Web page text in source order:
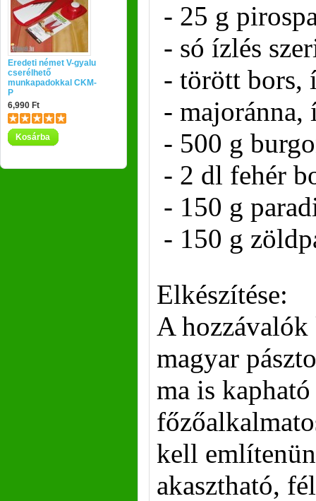
Eredeti német V-gyalu
cserélhető
munkapadokkal CKM-
P
6,990 Ft
Kosárba
- 25 g
- só ízlés
- törött bors,
- majoránna,
- 500 g
- 2 dl fehér
- 150 g
- 150 g
Elkészítése:
A
magyar
ma is kapható
kell
akasztható,